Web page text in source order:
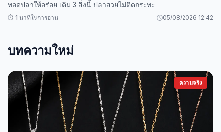
ทอดปลาให้อร่อย เติม 3 สิ่งนี้ ปลาสวยไม่ติดกระทะ
⏱️ 1 นาทีในการอ่าน 05/08/2026 12:42
บทความใหม่
ความจริง